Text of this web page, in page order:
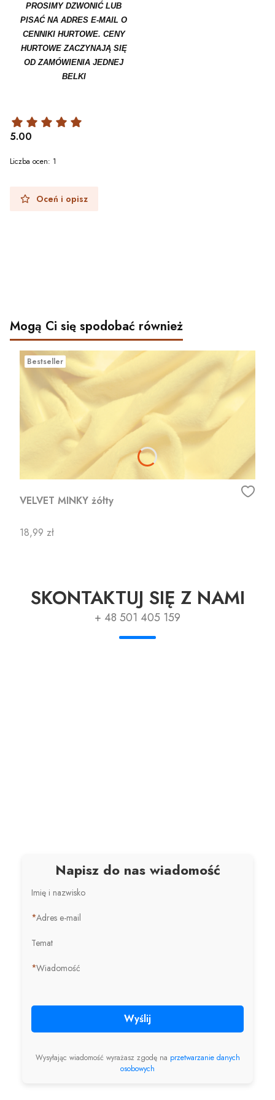
PROSIMY DZWONIĆ LUB
PISAĆ NA ADRES E-MAIL O
CENNIKI HURTOWE. CENY
HURTOWE ZACZYNAJĄ SIĘ
OD ZAMÓWIENIA JEDNEJ
BELKI
5.00
Liczba ocen: 1
Oceń i opisz
Mogą Ci się spodobać również
Bestseller
VELVET MINKY żółty
Cena
18,99 zł
SKONTAKTUJ SIĘ Z NAMI
+ 48 501 405 159
Napisz do nas wiadomość
Imię i nazwisko
*Adres e-mail
Temat
*Wiadomość
Wyślij
Wysyłając wiadomość wyrażasz zgodę na przetwarzanie danych
osobowych